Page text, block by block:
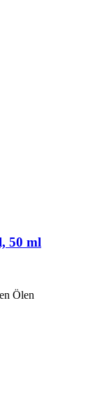
50 ml
Ölen